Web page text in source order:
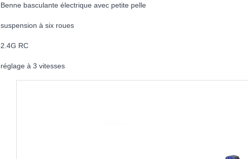
Benne basculante électrique avec petite pelle
suspension à six roues
2.4G RC
réglage à 3 vitesses